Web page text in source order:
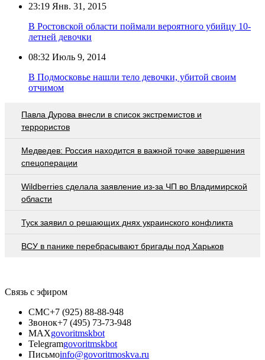
23:19 Янв. 31, 2015
В Ростовской области поймали вероятного убийцу 10-
летней девочки
08:32 Июль 9, 2014
В Подмосковье нашли тело девочки, убитой своим
отчимом
Павла Дурова внесли в список экстремистов и
террористов
Медведев: Россия находится в важной точке завершения
спецоперации
Wildberries cделала заявление из-за ЧП во Владимирской
области
Туск заявил о решающих днях украинского конфликта
ВСУ в панике перебрасывают бригады под Харьков
Связь с эфиром
СМС+7 (925) 88-88-948
Звонок+7 (495) 73-73-948
MAXgovoritmskbot
Telegramgovoritmskbot
Письмоinfo@govoritmoskva.ru